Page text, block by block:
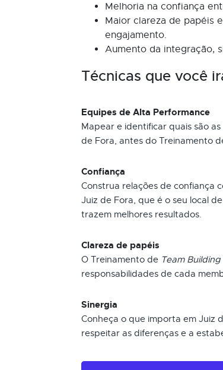
Melhoria na confiança
Maior clareza de papéis
engajamento.
Aumento da integração,
Técnicas que você
Equipes de Alta Performance
Mapear e identificar quais são
de Fora, antes do Treinamento
Confiança
Construa relações de confiança
Juiz de Fora, que é o seu local
trazem melhores resultados.
Clareza de papéis
O Treinamento de Team Building
responsabilidades de cada
Sinergia
Conheça o que importa em Juiz
respeitar as diferenças e a